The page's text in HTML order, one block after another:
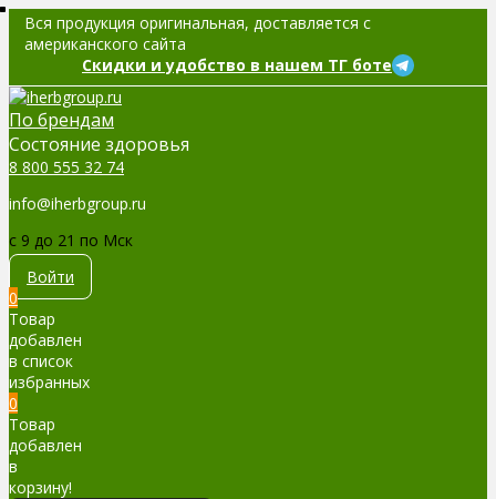
Вся продукция оригинальная, доставляется с
американского сайта
Скидки и удобство в нашем ТГ боте
По брендам
Cостояние здоровья
8 800 555 32 74
info@iherbgroup.ru
c 9 до 21 по Мск
Войти
0
Товар
добавлен
в список
избранных
0
Товар
добавлен
в
корзину!